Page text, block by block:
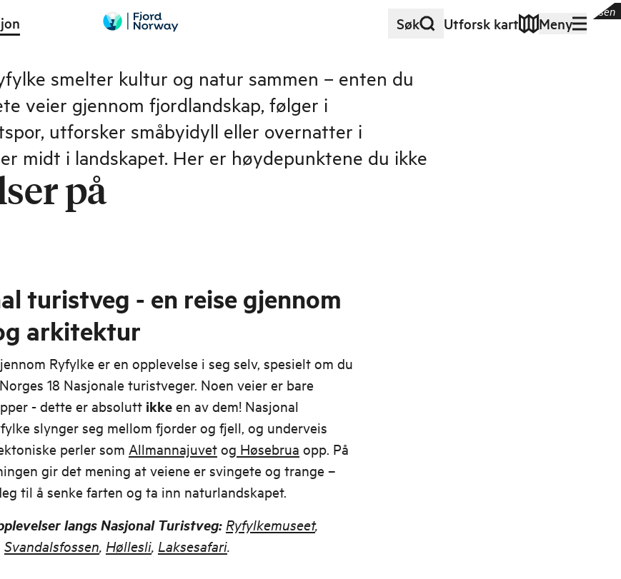
Søk Utforsk kart Meny
på
© Ørjan B. Iversen
smelter kultur og natur sammen – enten du
veier gjennom fjordlandskap, følger i
utforsker småbyidyll eller overnatter i
midt i landskapet. Her er høydepunktene du ikke
turistveg - en reise gjennom
arkitektur
Ryfylke er en opplevelse i seg selv, spesielt om du
18 Nasjonale turistveger. Noen veier er bare
- dette er absolutt ikkeen av dem! Nasjonal
slynger seg mellom fjorder og fjell, og underveis
perler som Allmannajuvetog Høsebrua opp. På
gir det mening at veiene er svingete og trange –
til å senke farten og ta inn naturlandskapet.
langs Nasjonal Turistveg: Ryfylkemuseet,
Svandalsfossen, Høllesli, Laksesafari.